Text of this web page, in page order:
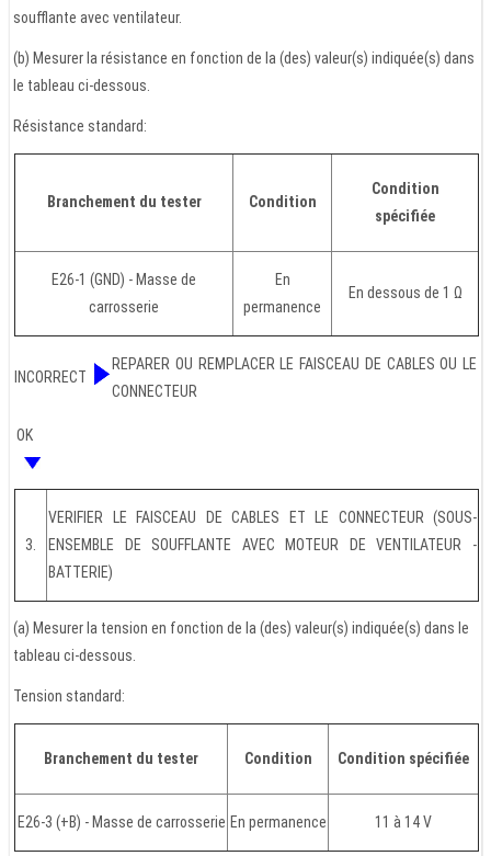
soufflante avec ventilateur.
(b) Mesurer la résistance en fonction de la (des) valeur(s) indiquée(s) dans
le tableau ci-dessous.
Résistance standard:
Branchement du tester Condition
Condition
spécifiée
E26-1 (GND) - Masse de
carrosserie
En
permanence
En dessous de 1 Ω
INCORRECT
REPARER OU REMPLACER LE FAISCEAU DE CABLES OU LE
CONNECTEUR
OK
3.
VERIFIER LE FAISCEAU DE CABLES ET LE CONNECTEUR (SOUS-
ENSEMBLE DE SOUFFLANTE AVEC MOTEUR DE VENTILATEUR -
BATTERIE)
(a) Mesurer la tension en fonction de la (des) valeur(s) indiquée(s) dans le
tableau ci-dessous.
Tension standard:
Branchement du tester Condition Condition spécifiée
E26-3 (+B) - Masse de carrosserie En permanence 11 à 14 V